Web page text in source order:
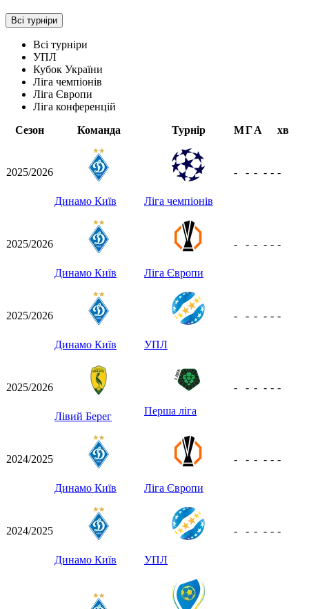
Всі турніри
Всі турніри
УПЛ
Кубок України
Ліга чемпіонів
Ліга Європи
Ліга конференцій
Сезон
Команда Турнір МГА хв
2025/2026
Динамо Київ Ліга чемпіонів
- - - - - -
2025/2026
Динамо Київ Ліга Європи
- - - - - -
2025/2026
Динамо Київ УПЛ
- - - - - -
2025/2026
Лівий Берег Перша ліга
- - - - - -
2024/2025
Динамо Київ Ліга Європи
- - - - - -
2024/2025
Динамо Київ УПЛ
- - - - - -